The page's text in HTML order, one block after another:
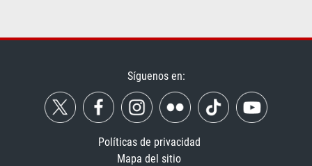
Síguenos en:
Políticas de privacidad
Mapa del sitio